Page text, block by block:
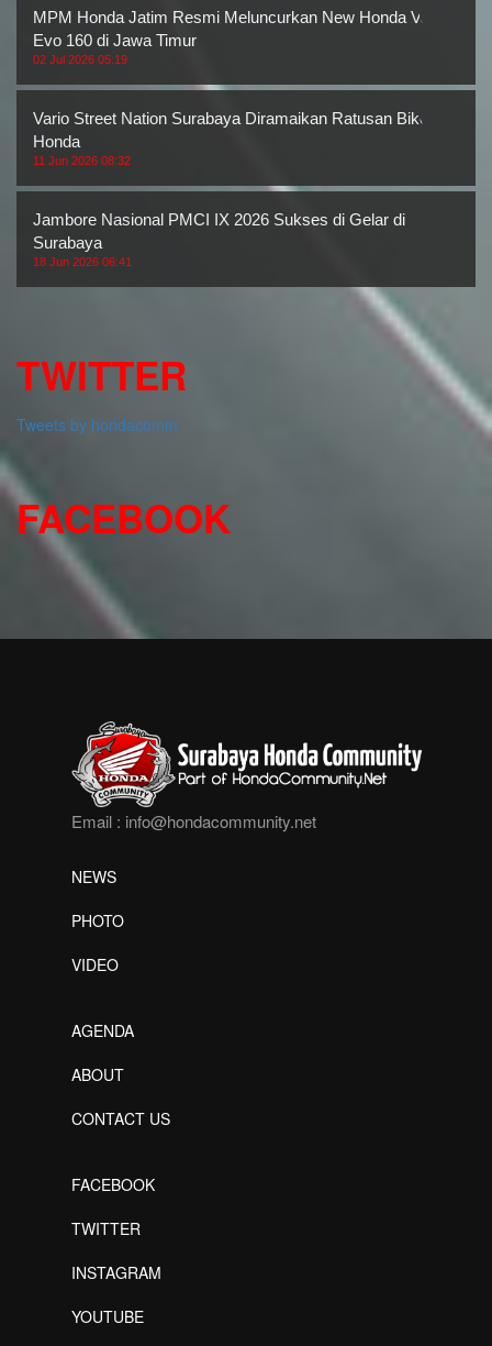
MPM Honda Jatim Resmi Meluncurkan New Honda Vario
Evo 160 di Jawa Timur
02 Jul 2026 05:19
Vario Street Nation Surabaya Diramaikan Ratusan Bikers
Honda
11 Jun 2026 08:32
Jambore Nasional PMCI IX 2026 Sukses di Gelar di
Surabaya
18 Jun 2026 06:41
TWITTER
Tweets by hondacomm
FACEBOOK
Email : info@hondacommunity.net
NEWS
PHOTO
VIDEO
AGENDA
ABOUT
CONTACT US
FACEBOOK
TWITTER
INSTAGRAM
YOUTUBE